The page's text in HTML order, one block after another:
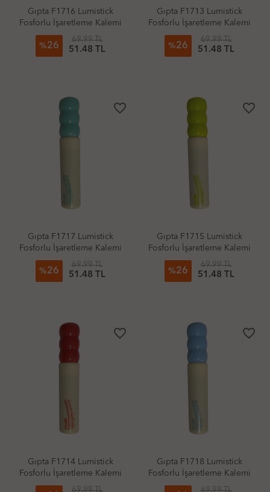
Gıpta F1716 Lumistick
Fosforlu İşaretleme Kalemi
Pastel Turuncu
%26
69.99 TL
51.48 TL
Gıpta F1713 Lumistick
Fosforlu İşaretleme Kalemi
Pastel Pembe
%26
69.99 TL
51.48 TL
favorite_border
Gıpta F1717 Lumistick
Fosforlu İşaretleme Kalemi
Pastel Turkuaz
%26
69.99 TL
51.48 TL
favorite_border
Gıpta F1715 Lumistick
Fosforlu İşaretleme Kalemi
Pastel Yeşil
%26
69.99 TL
51.48 TL
favorite_border
Gıpta F1714 Lumistick
Fosforlu İşaretleme Kalemi
Pastel Kırmızı
69.99 TL
favorite_border
Gıpta F1718 Lumistick
Fosforlu İşaretleme Kalemi
Pastel Mavi
69.99 TL